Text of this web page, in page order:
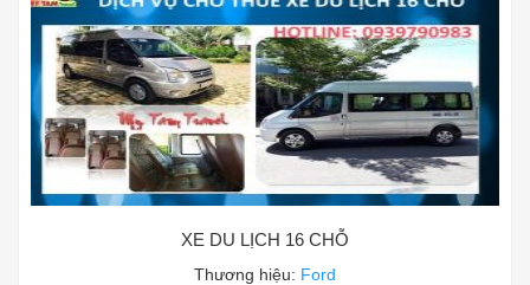
XE DU LỊCH 16 CHỖ
Thương hiệu: Ford